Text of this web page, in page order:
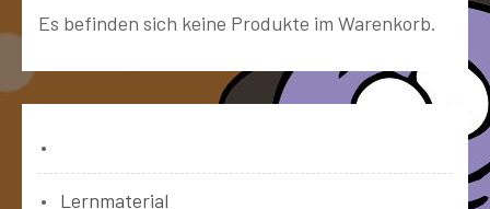
Es befinden sich keine Produkte im Warenkorb.
Lernmaterial